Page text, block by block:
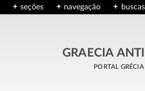
seções navegação buscas
GRAECIA
portal